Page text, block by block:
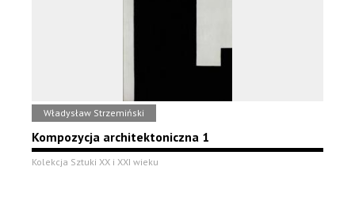
Władysław Strzemiński
Kompozycja architektoniczna 1
Kolekcja Sztuki XX i XXI wieku